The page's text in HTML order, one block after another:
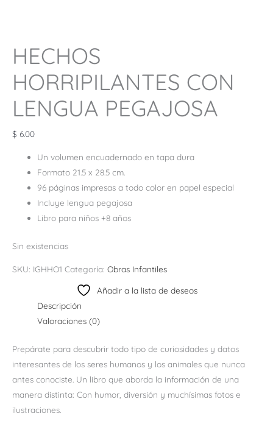
HECHOS
HORRIPILANTES CON
LENGUA PEGAJOSA
$ 6.00
Un volumen encuadernado en tapa dura
Formato 21.5 x 28.5 cm.
96 páginas impresas a todo color en papel especial
Incluye lengua pegajosa
Libro para niños +8 años
Sin existencias
SKU: IGHHO1 Categoría: Obras Infantiles
Añadir a la lista de deseos
Descripción
Valoraciones (0)
Prepárate para descubrir todo tipo de curiosidades y datos
interesantes de los seres humanos y los animales que nunca
antes conociste. Un libro que aborda la información de una
manera distinta: Con humor, diversión y muchísimas fotos e
ilustraciones.